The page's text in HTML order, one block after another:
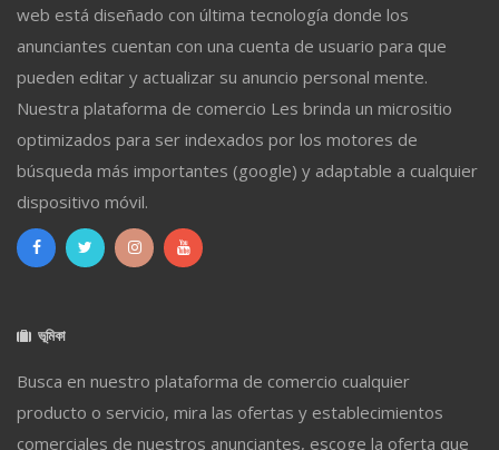
web está diseñado con última tecnología donde los
anunciantes cuentan con una cuenta de usuario para que
pueden editar y actualizar su anuncio personal mente.
Nuestra plataforma de comercio Les brinda un micrositio
optimizados para ser indexados por los motores de
búsqueda más importantes (google) y adaptable a cualquier
dispositivo móvil.
ভূমিকা
Busca en nuestro plataforma de comercio cualquier
producto o servicio, mira las ofertas y establecimientos
comerciales de nuestros anunciantes, escoge la oferta que